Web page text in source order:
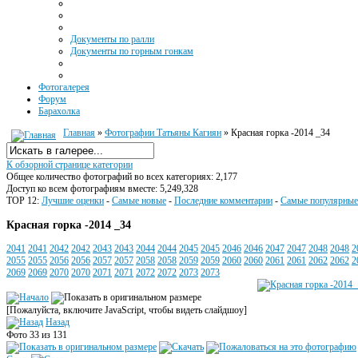
Документы по ралли
Документы по горным гонкам
Фотогалерея
Форум
Барахолка
Главная » Фотографии Татьяны Кагиян » Красная горка -2014 _34
К обзорной странице категории
Общее количество фотографий во всех категориях: 2,177
Доступ ко всем фотографиям вместе: 5,249,328
TOP 12: Лучшие оценки - Самые новые - Последние комментарии - Самые популярные
Красная горка -2014 _34
2041 2041 2042 2042 2043 2043 2044 2044 2045 2045 2046 2046 2047 2047 2048 2048
2055 2055 2056 2056 2057 2057 2058 2058 2059 2059 2060 2060 2061 2061 2062 2062
2069 2069 2070 2070 2071 2071 2072 2072 2073 2073
[Пожалуйста, включите JavaScript, чтобы видеть слайдшоу]
Назад
Фото 33 из 131